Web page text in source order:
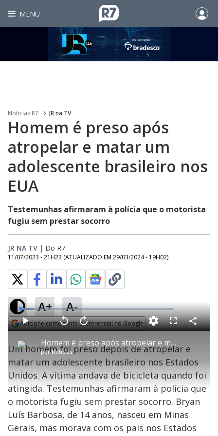
MENU
Noticias R7 JR na TV
Homem é preso após
atropelar e matar um
adolescente brasileiro nos
EUA
Testemunhas afirmaram à polícia que o motorista
fugiu sem prestar socorro
JR NA TV | Do R7
11/07/2023 - 21H23 (ATUALIZADO EM 29/03/2024 - 19H02)
A+ A-
Adicione como fonte preferencial no Google
P
l
a
Homem é preso após atropelar e matar um adolescente brasileiro nos EUA
porNotícias
P V
t
a
r
0
e
g
n
d
s
A
n
ç
1
s
e
u
n
L
o
a
d
e
8
.
8
7
%
F
l
c
e
n
C
o
i
l
Um homem foi preso depois de atropelar e
matar um adolescente brasileiro nos Estados
Unidos. A vítima andava de bicicleta quando foi
atingida. Testemunhas afirmaram à polícia que
o motorista fugiu sem prestar socorro. Bryan
Luís Barbosa, de 14 anos, nasceu em Minas
Gerais, mas morava com os pais nos Estados